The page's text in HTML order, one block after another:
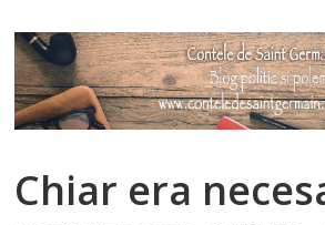
Chiar era